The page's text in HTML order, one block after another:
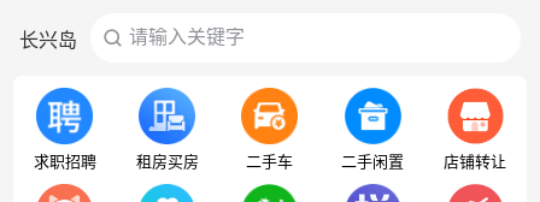
长兴岛 请输入关键字
求职招聘 租房买房 二手车 二手闲置 店铺转让